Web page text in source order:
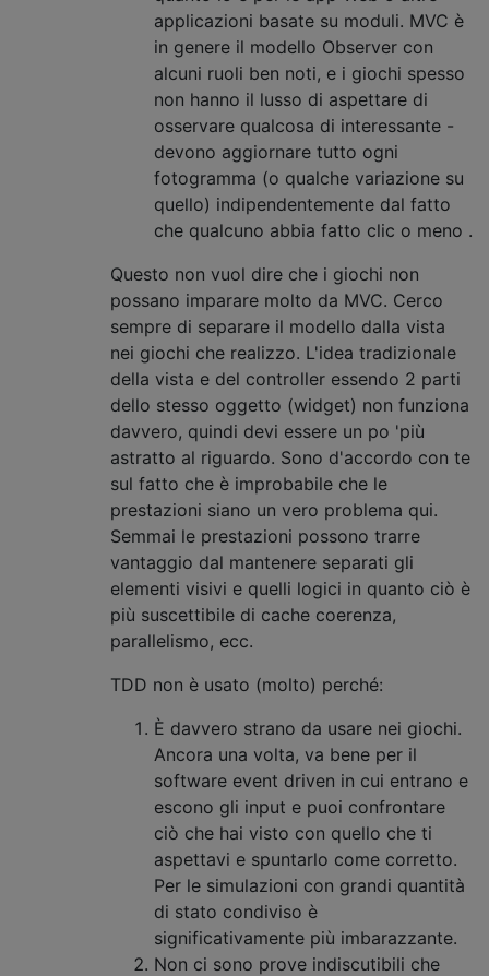
applicazioni basate su moduli. MVC è
in genere il modello Observer con
alcuni ruoli ben noti, e i giochi spesso
non hanno il lusso di aspettare di
osservare qualcosa di interessante -
devono aggiornare tutto ogni
fotogramma (o qualche variazione su
quello) indipendentemente dal fatto
che qualcuno abbia fatto clic o meno .
Questo non vuol dire che i giochi non
possano imparare molto da MVC. Cerco
sempre di separare il modello dalla vista
nei giochi che realizzo. L'idea tradizionale
della vista e del controller essendo 2 parti
dello stesso oggetto (widget) non funziona
davvero, quindi devi essere un po 'più
astratto al riguardo. Sono d'accordo con te
sul fatto che è improbabile che le
prestazioni siano un vero problema qui.
Semmai le prestazioni possono trarre
vantaggio dal mantenere separati gli
elementi visivi e quelli logici in quanto ciò è
più suscettibile di cache coerenza,
parallelismo, ecc.
TDD non è usato (molto) perché:
È davvero strano da usare nei giochi.
Ancora una volta, va bene per il
software event driven in cui entrano e
escono gli input e puoi confrontare
ciò che hai visto con quello che ti
aspettavi e spuntarlo come corretto.
Per le simulazioni con grandi quantità
di stato condiviso è
significativamente più imbarazzante.
Non ci sono prove indiscutibili che